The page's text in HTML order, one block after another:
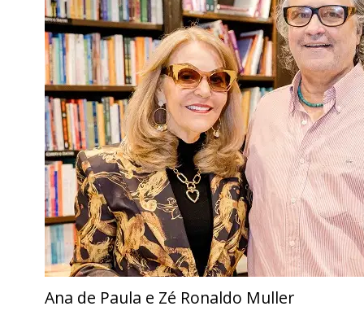
Ana de Paula e Zé Ronaldo Muller